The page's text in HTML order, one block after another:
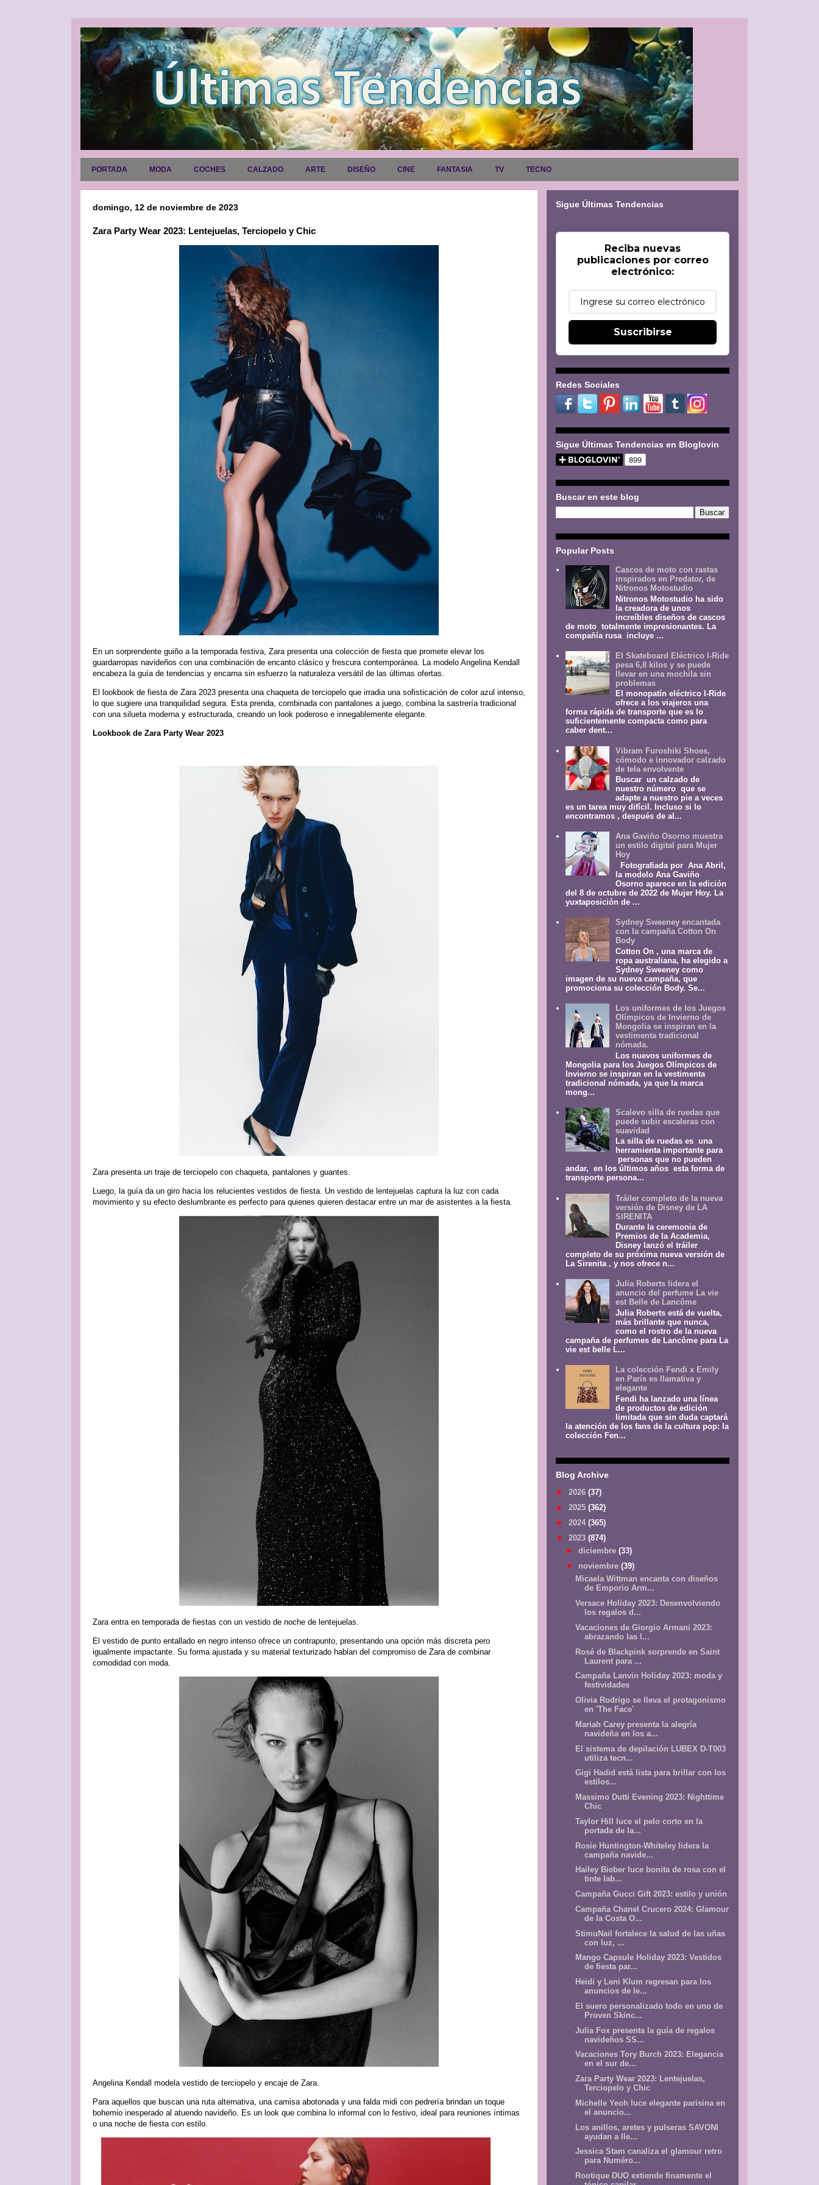
PORTADA MODA COCHES CALZADO ARTE DISEÑO CINE FANTASIA TV TECNO
domingo, 12 de noviembre de 2023
Zara Party Wear 2023: Lentejuelas, Terciopelo y Chic
En un sorprendente guiño a la temporada festiva, Zara presenta una colección de fiesta que promete elevar los
guardarropas navideños con una combinación de encanto clásico y frescura contemporánea. La modelo Angelina Kendall
encabeza la guía de tendencias y encarna sin esfuerzo la naturaleza versátil de las últimas ofertas.
El lookbook de fiesta de Zara 2023 presenta una chaqueta de terciopelo que irradia una sofisticación de color azul intenso,
lo que sugiere una tranquilidad segura. Esta prenda, combinada con pantalones a juego, combina la sastrería tradicional
con una silueta moderna y estructurada, creando un look poderoso e innegablemente elegante.
Lookbook de Zara Party Wear 2023
Zara presenta un traje de terciopelo con chaqueta, pantalones y guantes.
Luego, la guía da un giro hacia los relucientes vestidos de fiesta. Un vestido de lentejuelas captura la luz con cada
movimiento y su efecto deslumbrante es perfecto para quienes quieren destacar entre un mar de asistentes a la fiesta.
Zara entra en temporada de fiestas con un vestido de noche de lentejuelas.
El vestido de punto entallado en negro intenso ofrece un contrapunto, presentando una opción más discreta pero
igualmente impactante. Su forma ajustada y su material texturizado hablan del compromiso de Zara de combinar
comodidad con moda.
Angelina Kendall modela vestido de terciopelo y encaje de Zara.
Para aquellos que buscan una ruta alternativa, una camisa abotonada y una falda midi con pedrería brindan un toque
bohemio inesperado al atuendo navideño. Es un look que combina lo informal con lo festivo, ideal para reuniones íntimas
o una noche de fiesta con estilo.
Sigue Últimas Tendencias
Reciba nuevas
publicaciones por correo
electrónico:
Suscribirse
Redes Sociales
Sigue Últimas Tendencias en Bloglovin
Buscar en este blog
Popular Posts
Cascos de moto con rastas
inspirados en Predator, de
Nitronos Motostudio
Nitronos Motostudio ha sido
la creadora de unos
increíbles diseños de cascos
de moto totalmente impresionantes. La
compañía rusa incluye ...
El Skateboard Eléctrico I-Ride
pesa 6,8 kilos y se puede
llevar en una mochila sin
problemas
El monopatín eléctrico I-Ride
ofrece a los viajeros una
forma rápida de transporte que es lo
suficientemente compacta como para
caber dent...
Vibram Furoshiki Shoes,
cómodo e innovador calzado
de tela envolvente
Buscar un calzado de
nuestro número que se
adapte a nuestro pie a veces
es un tarea muy difícil. Incluso si lo
encontramos , después de al...
Ana Gaviño Osorno muestra
un estilo digital para Mujer
Hoy
Fotografiada por Ana Abril,
la modelo Ana Gaviño
Osorno aparece en la edición
del 8 de octubre de 2022 de Mujer Hoy. La
yuxtaposición de ...
Sydney Sweeney encantada
con la campaña Cotton On
Body
Cotton On , una marca de
ropa australiana, ha elegido a
Sydney Sweeney como
imagen de su nueva campaña, que
promociona su colección Body. Se...
Los uniformes de los Juegos
Olímpicos de Invierno de
Mongolia se inspiran en la
vestimenta tradicional
nómada.
Los nuevos uniformes de
Mongolia para los Juegos Olímpicos de
Invierno se inspiran en la vestimenta
tradicional nómada, ya que la marca
mong...
Scalevo silla de ruedas que
puede subir escaleras con
suavidad
La silla de ruedas es una
herramienta importante para
personas que no pueden
andar, en los últimos años esta forma de
transporte persona...
Tráiler completo de la nueva
versión de Disney de LA
SIRENITA
Durante la ceremonia de
Premios de la Academia,
Disney lanzó el tráiler
completo de su próxima nueva versión de
La Sirenita , y nos ofrece n...
Julia Roberts lidera el
anuncio del perfume La vie
est Belle de Lancôme
Julia Roberts está de vuelta,
más brillante que nunca,
como el rostro de la nueva
campaña de perfumes de Lancôme para La
vie est belle L...
La colección Fendi x Emily
en París es llamativa y
elegante
Fendi ha lanzado una línea
de productos de edición
limitada que sin duda captará
la atención de los fans de la cultura pop: la
colección Fen...
Blog Archive
► 2026 (37)
► 2025 (362)
► 2024 (365)
▼ 2023 (874)
► diciembre (33)
▼ noviembre (39)
Micaela Wittman encanta con diseños
de Emporio Arm...
Versace Holiday 2023: Desenvolviendo
los regalos d...
Vacaciones de Giorgio Armani 2023:
abrazando las l...
Rosé de Blackpink sorprende en Saint
Laurent para ...
Campaña Lanvin Holiday 2023: moda y
festividades
Olivia Rodrigo se lleva el protagonismo
en 'The Face'
Mariah Carey presenta la alegría
navideña en los a...
El sistema de depilación LUBEX D-T003
utiliza tecn...
Gigi Hadid está lista para brillar con los
estilos...
Massimo Dutti Evening 2023: Nighttime
Chic
Taylor Hill luce el pelo corto en la
portada de la...
Rosie Huntington-Whiteley lidera la
campaña navide...
Hailey Bieber luce bonita de rosa con el
tinte lab...
Campaña Gucci Gift 2023: estilo y unión
Campaña Chanel Crucero 2024: Glamour
de la Costa O...
StimuNail fortalece la salud de las uñas
con luz, ...
Mango Capsule Holiday 2023: Vestidos
de fiesta par...
Heidi y Leni Klum regresan para los
anuncios de le...
El suero personalizado todo en uno de
Proven Skinc...
Julia Fox presenta la guía de regalos
navideños SS...
Vacaciones Tory Burch 2023: Elegancia
en el sur de...
Zara Party Wear 2023: Lentejuelas,
Terciopelo y Chic
Michelle Yeoh luce elegante parisina en
el anuncio...
Los anillos, aretes y pulseras SAVONI
ayudan a lle...
Jessica Stam canaliza el glamour retro
para Numéro...
Rootique DUO extiende finamente el